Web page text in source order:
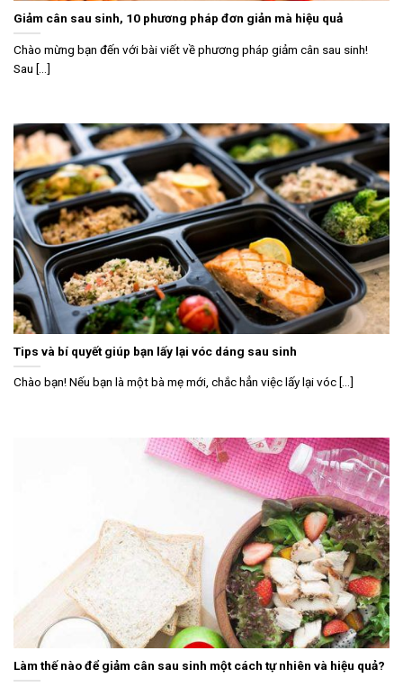
Giảm cân sau sinh, 10 phương pháp đơn giản mà hiệu quả
Chào mừng bạn đến với bài viết về phương pháp giảm cân sau sinh!
Sau [...]
Tips và bí quyết giúp bạn lấy lại vóc dáng sau sinh
Chào bạn! Nếu bạn là một bà mẹ mới, chắc hẳn việc lấy lại vóc [...]
Làm thế nào để giảm cân sau sinh một cách tự nhiên và hiệu quả?